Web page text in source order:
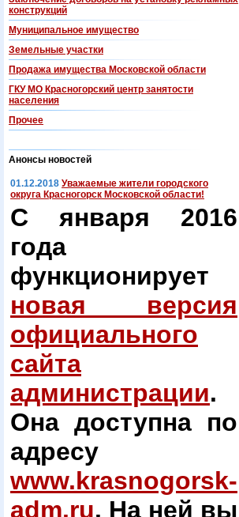
конструкций
Муниципальное имущество
Земельные участки
Продажа имущества Московской области
ГКУ МО Красногорский центр занятости
населения
Прочее
Анонсы новостей
01.12.2018 Уважаемые жители городского
округа Красногорск Московской области!
С января 2016
года
функционирует
новая версия
официального
сайта
администрации.
Она доступна по
адресу
www.krasnogorsk-
adm.ru. На ней вы